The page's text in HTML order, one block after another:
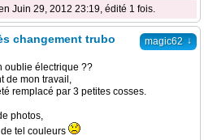
Juin 29, 2012 23:19, édité 1 fois.
magic62 ↓
changement trubo
oublie électrique ??
de mon travail,
remplacé par 3 petites cosses.
photos,
tel couleurs